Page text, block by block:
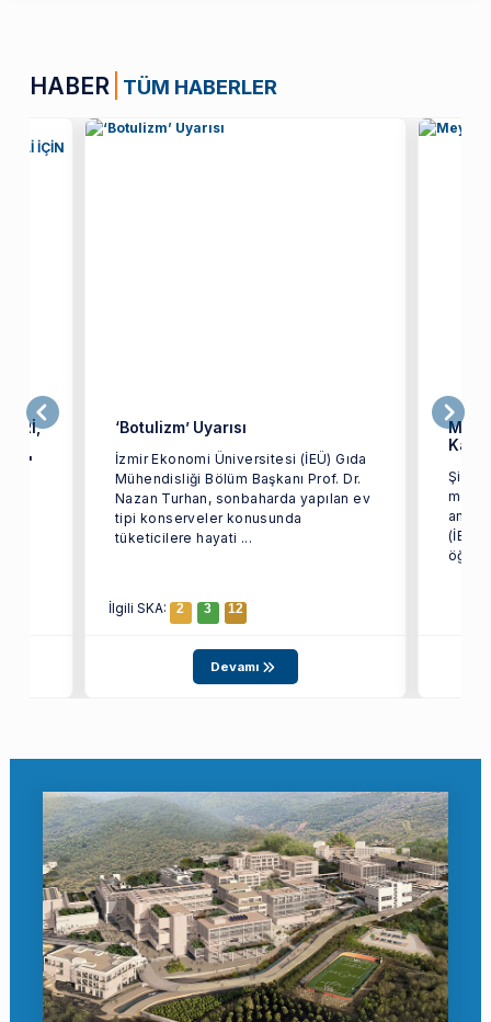
HABER TÜM HABERLER
‘Botulizm’ Uyarısı
İzmir Ekonomi Üniversitesi (İEÜ) Gıda
Mühendisliği Bölüm Başkanı Prof. Dr.
Nazan Turhan, sonbaharda yapılan ev
tipi konserveler konusunda
tüketicilere hayati ...
İlgili SKA: 2 3 12
Devamı
Şifa
(İEÜ)